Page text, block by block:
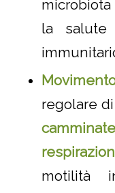
la salute
regolare
motilità